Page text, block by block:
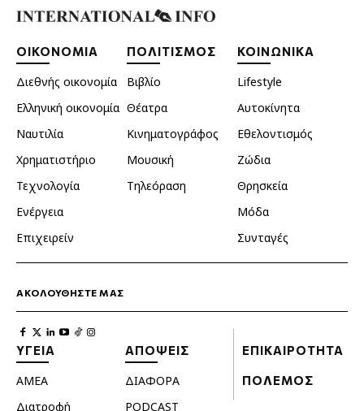
ΟΙΚΟΝΟΜΙΑ
Διεθνής οικονομία
Ελληνική οικονομία
Ναυτιλία
Χρηματιστήριο
Τεχνολογία
Ενέργεια
Επιχειρείν
ΠΟΛΙΤΙΣΜΟΣ
Βιβλίο
Θέατρα
Κινηματογράφος
Μουσική
Τηλεόραση
ΚΟΙΝΩΝΙΚΑ
Lifestyle
Αυτοκίνητα
Εθελοντισμός
Ζώδια
Θρησκεία
Μόδα
Συνταγές
ΑΚΟΛΟΥΘΗΣΤΕ ΜΑΣ
ΥΓΕΙΑ
ΑΜΕΑ
Διατροφή
ΑΠΟΨΕΙΣ
ΔΙΑΦΟΡΑ
PODCAST
ΕΠΙΚΑΙΡΟΤΗΤΑ
ΠΟΛΕΜΟΣ